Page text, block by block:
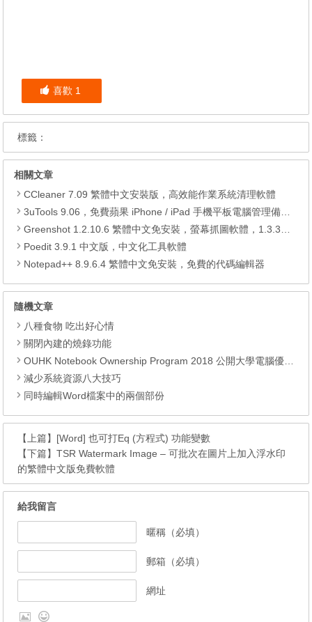
喜歡 1
標籤：
相關文章
CCleaner 7.09 繁體中文安裝版，高效能作業系統清理軟體
3uTools 9.06，免費蘋果 iPhone / iPad 手機平板電腦管理備份還原軟體
Greenshot 1.2.10.6 繁體中文免安裝，螢幕抓圖軟體，1.3.315 安裝版
Poedit 3.9.1 中文版，中文化工具軟體
Notepad++ 8.9.6.4 繁體中文免安裝，免費的代碼編輯器
隨機文章
八種食物 吃出好心情
關閉內建的燒錄功能
OUHK Notebook Ownership Program 2018 公開大學電腦優惠 – ASUS, Lenovo
減少系統資源八大技巧
同時編輯Word檔案中的兩個部份
【上篇】 [Word] 也可打Eq (方程式) 功能變數
【下篇】TSR Watermark Image – 可批次在圖片上加入浮水印
的繁體中文版免費軟體
給我留言
暱稱（必填）
郵箱（必填）
網址